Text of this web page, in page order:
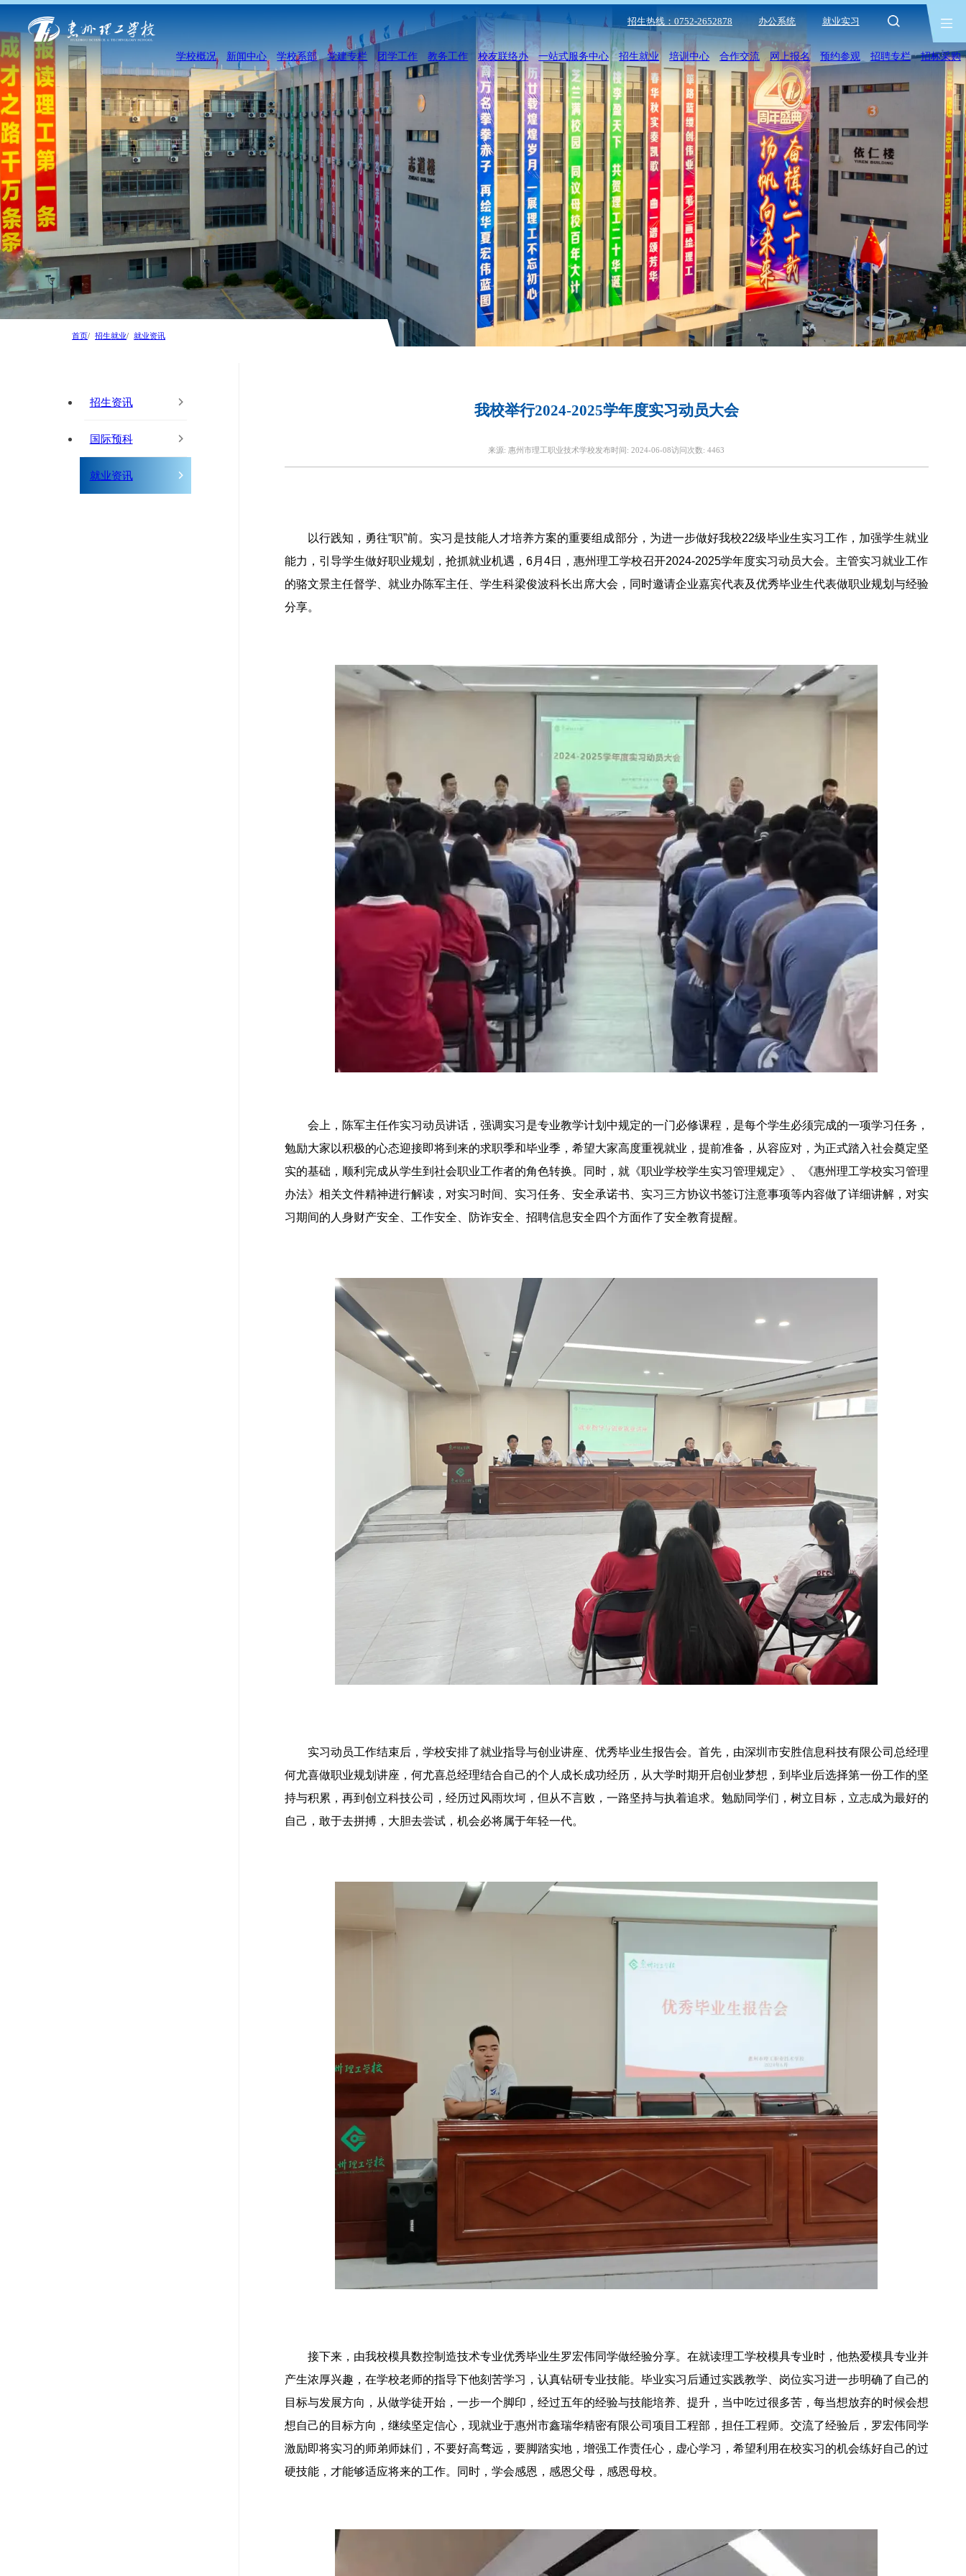
招生热线：0752-2652878 办公系统 就业实习
学校概况 新闻中心 学校系部 党建专栏 团学工作 教务工作 校友联络办 一站式服务中心 招生就业 培训中心 合作交流 网上报名 预约参观 招聘专栏 招标采购
首页 招生就业 就业资讯
招生资讯
国际预科
就业资讯
我校举行2024-2025学年度实习动员大会
来源: 惠州市理工职业技术学校发布时间: 2024-06-08访问次数: 4463
以行践知，勇往“职”前。实习是技能人才培养方案的重要组成部分，为进一步做好我校22级毕业生实习工作，加强学生就业
能力，引导学生做好职业规划，抢抓就业机遇，6月4日，惠州理工学校召开2024-2025学年度实习动员大会。主管实习就业工作
的骆文景主任督学、就业办陈军主任、学生科梁俊波科长出席大会，同时邀请企业嘉宾代表及优秀毕业生代表做职业规划与经验
分享。
会上，陈军主任作实习动员讲话，强调实习是专业教学计划中规定的一门必修课程，是每个学生必须完成的一项学习任务，
勉励大家以积极的心态迎接即将到来的求职季和毕业季，希望大家高度重视就业，提前准备，从容应对，为正式踏入社会奠定坚
实的基础，顺利完成从学生到社会职业工作者的角色转换。同时，就《职业学校学生实习管理规定》、《惠州理工学校实习管理
办法》相关文件精神进行解读，对实习时间、实习任务、安全承诺书、实习三方协议书签订注意事项等内容做了详细讲解，对实
习期间的人身财产安全、工作安全、防诈安全、招聘信息安全四个方面作了安全教育提醒。
实习动员工作结束后，学校安排了就业指导与创业讲座、优秀毕业生报告会。首先，由深圳市安胜信息科技有限公司总经理
何尤喜做职业规划讲座，何尤喜总经理结合自己的个人成长成功经历，从大学时期开启创业梦想，到毕业后选择第一份工作的坚
持与积累，再到创立科技公司，经历过风雨坎坷，但从不言败，一路坚持与执着追求。勉励同学们，树立目标，立志成为最好的
自己，敢于去拼搏，大胆去尝试，机会必将属于年轻一代。
接下来，由我校模具数控制造技术专业优秀毕业生罗宏伟同学做经验分享。在就读理工学校模具专业时，他热爱模具专业并
产生浓厚兴趣，在学校老师的指导下他刻苦学习，认真钻研专业技能。毕业实习后通过实践教学、岗位实习进一步明确了自己的
目标与发展方向，从做学徒开始，一步一个脚印，经过五年的经验与技能培养、提升，当中吃过很多苦，每当想放弃的时候会想
想自己的目标方向，继续坚定信心，现就业于惠州市鑫瑞华精密有限公司项目工程部，担任工程师。交流了经验后，罗宏伟同学
激励即将实习的师弟师妹们，不要好高骛远，要脚踏实地，增强工作责任心，虚心学习，希望利用在校实习的机会练好自己的过
硬技能，才能够适应将来的工作。同时，学会感恩，感恩父母，感恩母校。